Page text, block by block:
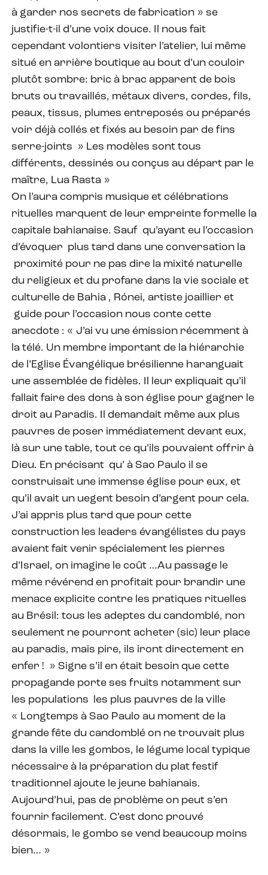
à garder nos secrets de fabrication » se
justifie-t-il d’une voix douce. Il nous fait
cependant volontiers visiter l’atelier, lui même
situé en arrière boutique au bout d’un couloir
plutôt sombre: bric à brac apparent de bois
bruts ou travaillés, métaux divers, cordes, fils,
peaux, tissus, plumes entreposés ou préparés
voir déjà collés et fixés au besoin par de fins
serre-joints » Les modèles sont tous
différents, dessinés ou conçus au départ par le
maître, Lua Rasta »
On l’aura compris musique et célébrations
rituelles marquent de leur empreinte formelle la
capitale bahianaise. Sauf qu’ayant eu l’occasion
d’évoquer plus tard dans une conversation la
proximité pour ne pas dire la mixité naturelle
du religieux et du profane dans la vie sociale et
culturelle de Bahia , Rónei, artiste joaillier et
guide pour l’occasion nous conte cette
anecdote : « J’ai vu une émission récemment à
la télé. Un membre important de la hiérarchie
de l’Eglise Évangélique brésilienne haranguait
une assemblée de fidèles. Il leur expliquait qu’il
fallait faire des dons à son église pour gagner le
droit au Paradis. Il demandait même aux plus
pauvres de poser immédiatement devant eux,
là sur une table, tout ce qu’ils pouvaient offrir à
Dieu. En précisant qu’ à Sao Paulo il se
construisait une immense église pour eux, et
qu’il avait un uegent besoin d’argent pour cela.
J’ai appris plus tard que pour cette
construction les leaders évangélistes du pays
avaient fait venir spécialement les pierres
d’Israel, on imagine le coût …Au passage le
même révérend en profitait pour brandir une
menace explicite contre les pratiques rituelles
au Brésil: tous les adeptes du candomblé, non
seulement ne pourront acheter (sic) leur place
au paradis, mais pire, ils iront directement en
enfer ! » Signe s’il en était besoin que cette
propagande porte ses fruits notamment sur
les populations les plus pauvres de la ville
« Longtemps à Sao Paulo au moment de la
grande fête du candomblé on ne trouvait plus
dans la ville les gombos, le légume local typique
nécessaire à la préparation du plat festif
traditionnel ajoute le jeune bahianais.
Aujourd’hui, pas de problème on peut s’en
fournir facilement. C’est donc prouvé
désormais, le gombo se vend beaucoup moins
bien… »